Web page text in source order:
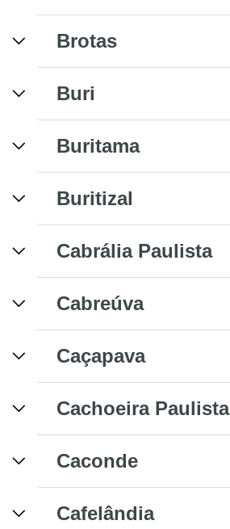
Brotas
Buri
Buritama
Buritizal
Cabrália Paulista
Cabreúva
Caçapava
Cachoeira Paulista
Caconde
Cafelândia